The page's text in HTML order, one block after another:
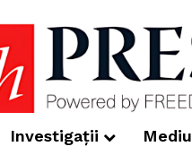
Investigații Mediu